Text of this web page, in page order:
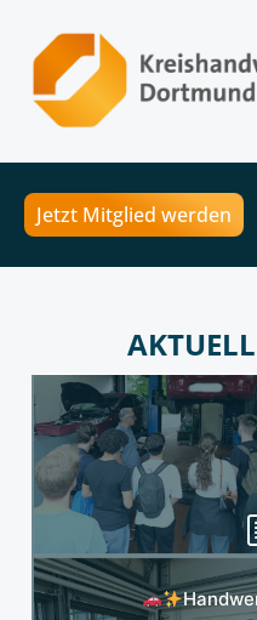
Jetzt Mitglied werden
Mehr